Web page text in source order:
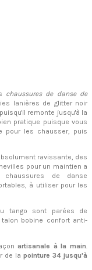
chaussures de danse de
lanières de glitter noir
remonte jusqu'à la
pratique puisque vous
pour les chausser, puis
ravissante, des
pour un maintien a
de danse
à utiliser pour les
tango sont parées de
bobine confort anti-
artisanale à la main.
de la pointure 34 jusqu'à